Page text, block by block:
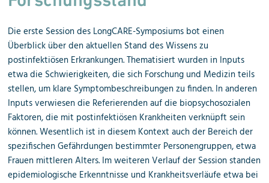
Die erste Session des LongCARE-Symposiums bot einen
Überblick über den aktuellen Stand des Wissens zu
postinfektiösen Erkrankungen. Thematisiert wurden in Inputs
etwa die Schwierigkeiten, die sich Forschung und Medizin teils
stellen, um klare Symptombeschreibungen zu finden. In anderen
Inputs verwiesen die Referierenden auf die biopsychosozialen
Faktoren, die mit postinfektiösen Krankheiten verknüpft sein
können. Wesentlich ist in diesem Kontext auch der Bereich der
spezifischen Gefährdungen bestimmter Personengruppen, etwa
Frauen mittleren Alters. Im weiteren Verlauf der Session standen
epidemiologische Erkenntnisse und Krankheitsverläufe etwa bei